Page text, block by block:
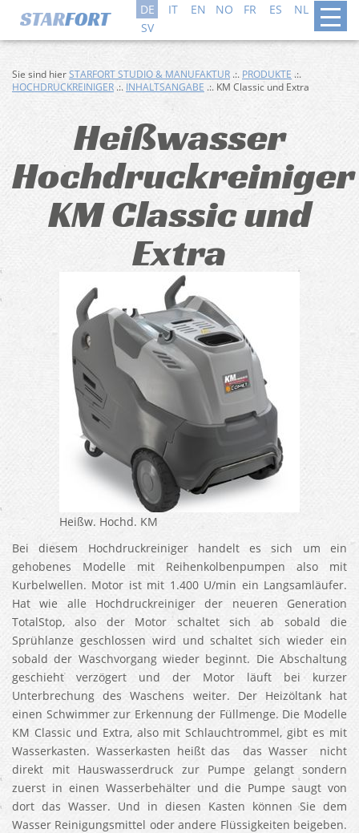
DE IT EN NO FR ES NL
DA
SV
Sie sind hierSTARFORT STUDIO & MANUFAKTUR .:. PRODUKTE .:.
HOCHDRUCKREINIGER .:. INHALTSANGABE .:. KM Classic und Extra
Heißwasser
Hochdruckreiniger
KM Classic und
Extra
Heißw. Hochd. KM
Bei diesem Hochdruckreiniger handelt es sich um ein
gehobenes Modelle mit Reihenkolbenpumpen also mit
Kurbelwellen. Motor ist mit 1.400 U/min ein Langsamläufer.
Hat wie alle Hochdruckreiniger der neueren Generation
TotalStop, also der Motor schaltet sich ab sobald die
Sprühlanze geschlossen wird und schaltet sich wieder ein
sobald der Waschvorgang wieder beginnt. Die Abschaltung
geschieht verzögert und der Motor läuft bei kurzer
Unterbrechung des Waschens weiter. Der Heizöltank hat
einen Schwimmer zur Erkennung der Füllmenge. Die Modelle
KM Classic und Extra, also mit Schlauchtrommel, gibt es mit
Wasserkasten. Wasserkasten heißt das das Wasser nicht
direkt mit Hauswasserdruck zur Pumpe gelangt sondern
zuerst in einen Wasserbehälter und die Pumpe saugt von
dort das Wasser. Und in diesen Kasten können Sie dem
Wasser Reinigungsmittel oder andere Flüssigkeiten beigeben.